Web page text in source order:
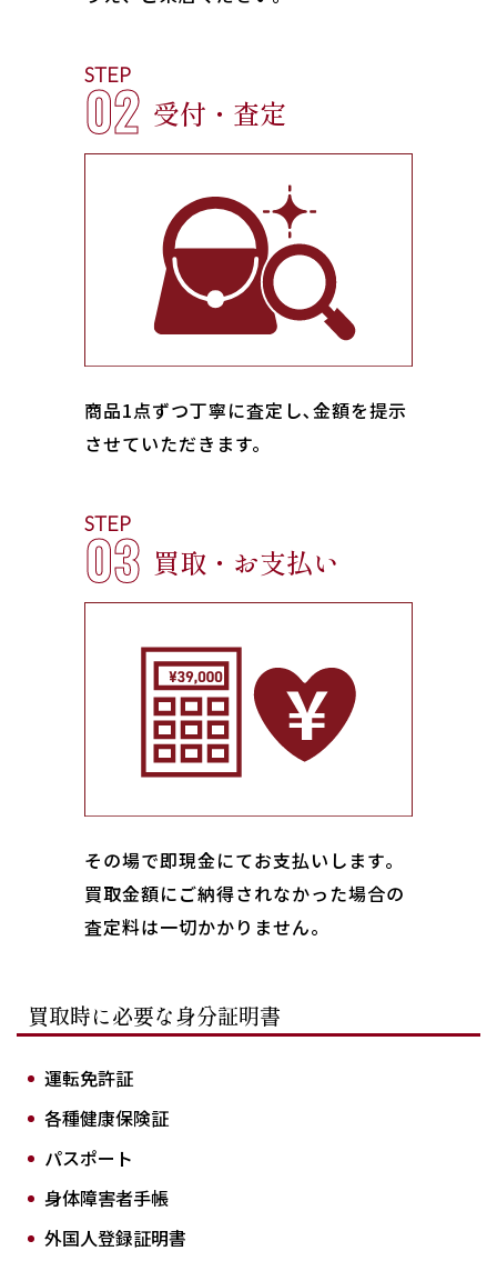
STEP
02 受付・査定
商品1点ずつ丁寧に査定し､金額を提示
させていただきます。
STEP
03 買取・お支払い
その場で即現金にてお支払いします｡
買取金額にご納得されなかった場合の
査定料は一切かかりません。
買取時に必要な身分証明書
運転免許証
各種健康保険証
パスポート
身体障害者手帳
外国人登録証明書